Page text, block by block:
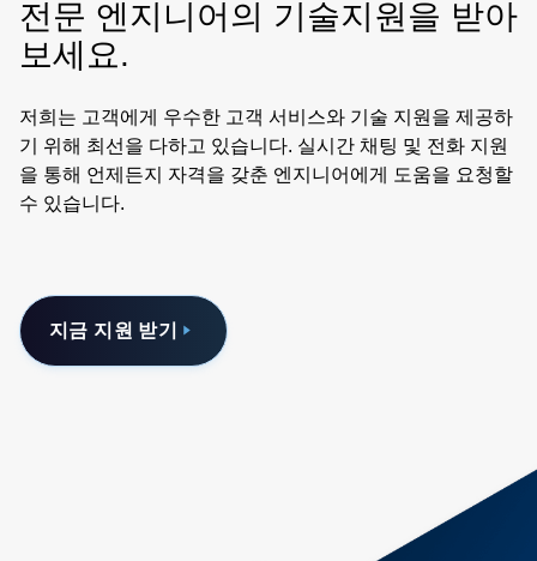
전문 엔지니어의 기술지원을 받아
보세요.
저희는 고객에게 우수한 고객 서비스와 기술 지원을 제공하
기 위해 최선을 다하고 있습니다. 실시간 채팅 및 전화 지원
을 통해 언제든지 자격을 갖춘 엔지니어에게 도움을 요청할
수 있습니다.
지금 지원 받기